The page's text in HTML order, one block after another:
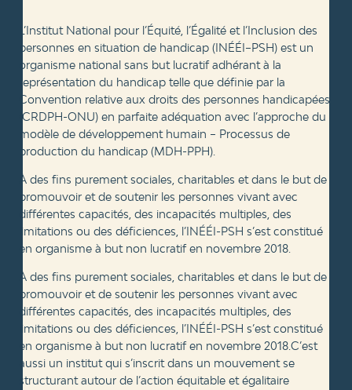
L’Institut National pour l’Équité, l’Égalité et l’Inclusion des
personnes en situation de handicap (INÉÉI–PSH) est un
organisme national sans but lucratif adhérant à la
représentation du handicap telle que définie par la
Convention relative aux droits des personnes handicapées
(CRDPH-ONU) en parfaite adéquation avec l’approche du
modèle de développement humain – Processus de
production du handicap (MDH-PPH).
À des fins purement sociales, charitables et dans le but de
promouvoir et de soutenir les personnes vivant avec
différentes capacités, des incapacités multiples, des
limitations ou des déficiences, l’INÉÉI-PSH s’est constitué
en organisme à but non lucratif en novembre 2018.
À des fins purement sociales, charitables et dans le but de
promouvoir et de soutenir les personnes vivant avec
différentes capacités, des incapacités multiples, des
limitations ou des déficiences, l’INÉÉI-PSH s’est constitué
en organisme à but non lucratif en novembre 2018.C’est
aussi un institut qui s’inscrit dans un mouvement se
structurant autour de l’action équitable et égalitaire